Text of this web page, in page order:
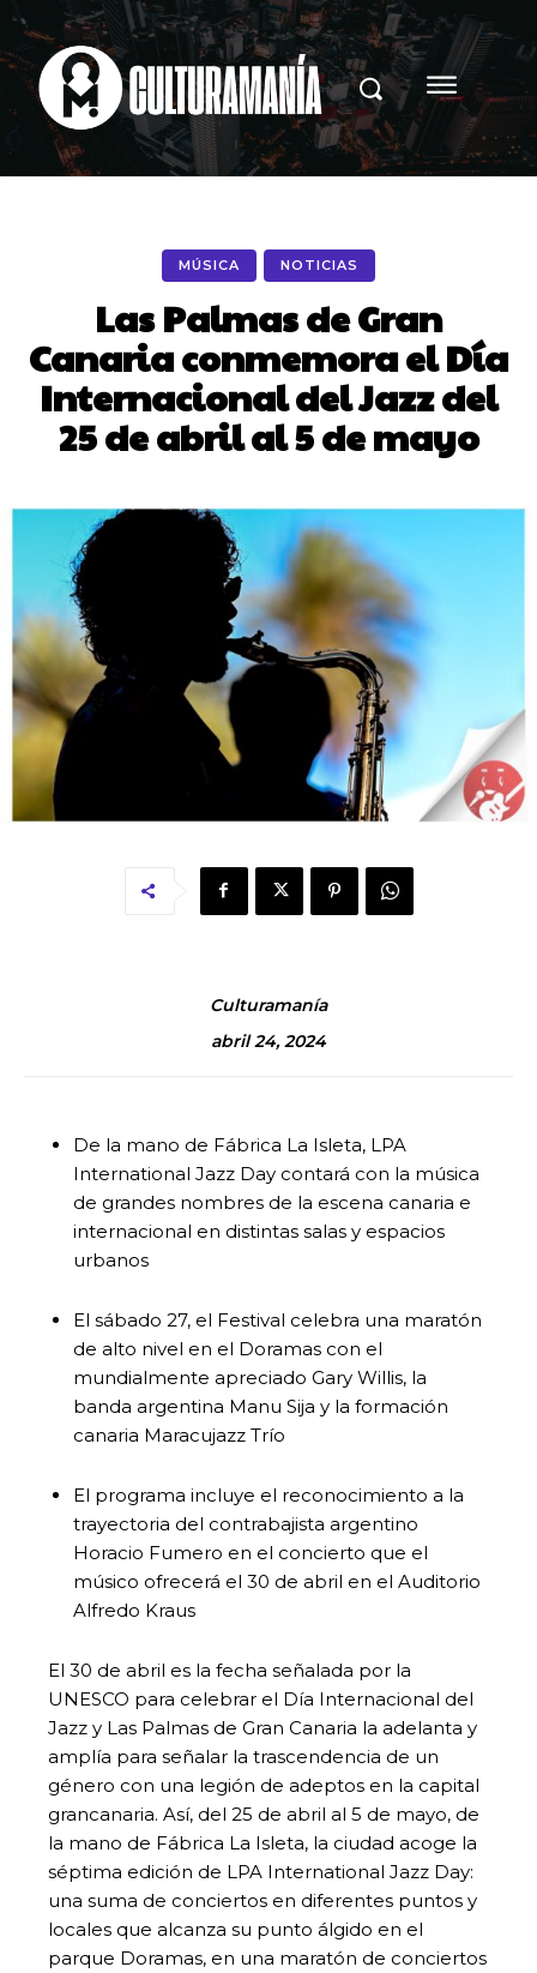
MÚSICA NOTICIAS
Las Palmas de Gran
Canaria conmemora el Día
Internacional del Jazz del
25 de abril al 5 de mayo
Culturamanía
abril 24, 2024
De la mano de Fábrica La Isleta, LPA
International Jazz Day contará con la música
de grandes nombres de la escena canaria e
internacional en distintas salas y espacios
urbanos
El sábado 27, el Festival celebra una maratón
de alto nivel en el Doramas con el
mundialmente apreciado Gary Willis, la
banda argentina Manu Sija y la formación
canaria Maracujazz Trío
El programa incluye el reconocimiento a la
trayectoria del contrabajista argentino
Horacio Fumero en el concierto que el
músico ofrecerá el 30 de abril en el Auditorio
Alfredo Kraus
El 30 de abril es la fecha señalada por la
UNESCO para celebrar el Día Internacional del
Jazz y Las Palmas de Gran Canaria la adelanta y
amplía para señalar la trascendencia de un
género con una legión de adeptos en la capital
grancanaria. Así, del 25 de abril al 5 de mayo, de
la mano de Fábrica La Isleta, la ciudad acoge la
séptima edición de LPA International Jazz Day:
una suma de conciertos en diferentes puntos y
locales que alcanza su punto álgido en el
parque Doramas, en una maratón de conciertos